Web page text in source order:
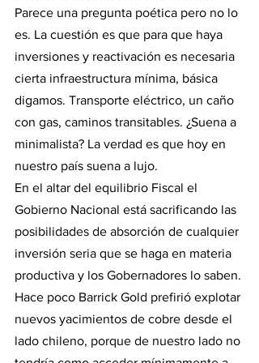
Parece una pregunta poética pero no lo
es. La cuestión es que para que haya
inversiones y reactivación es necesaria
cierta infraestructura mínima, básica
digamos. Transporte eléctrico, un caño
con gas, caminos transitables. ¿Suena a
minimalista? La verdad es que hoy en
nuestro país suena a lujo.
En el altar del equilibrio Fiscal el
Gobierno Nacional está sacrificando las
posibilidades de absorción de cualquier
inversión seria que se haga en materia
productiva y los Gobernadores lo saben.
Hace poco Barrick Gold prefirió explotar
nuevos yacimientos de cobre desde el
lado chileno, porque de nuestro lado no